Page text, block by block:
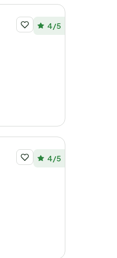
4/5
4/5